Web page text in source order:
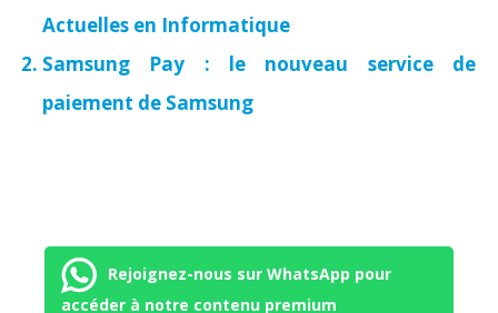
Actuelles en Informatique
Samsung Pay : le nouveau service de
paiement de Samsung
Rejoignez-nous sur WhatsApp pour
accéder à notre contenu premium